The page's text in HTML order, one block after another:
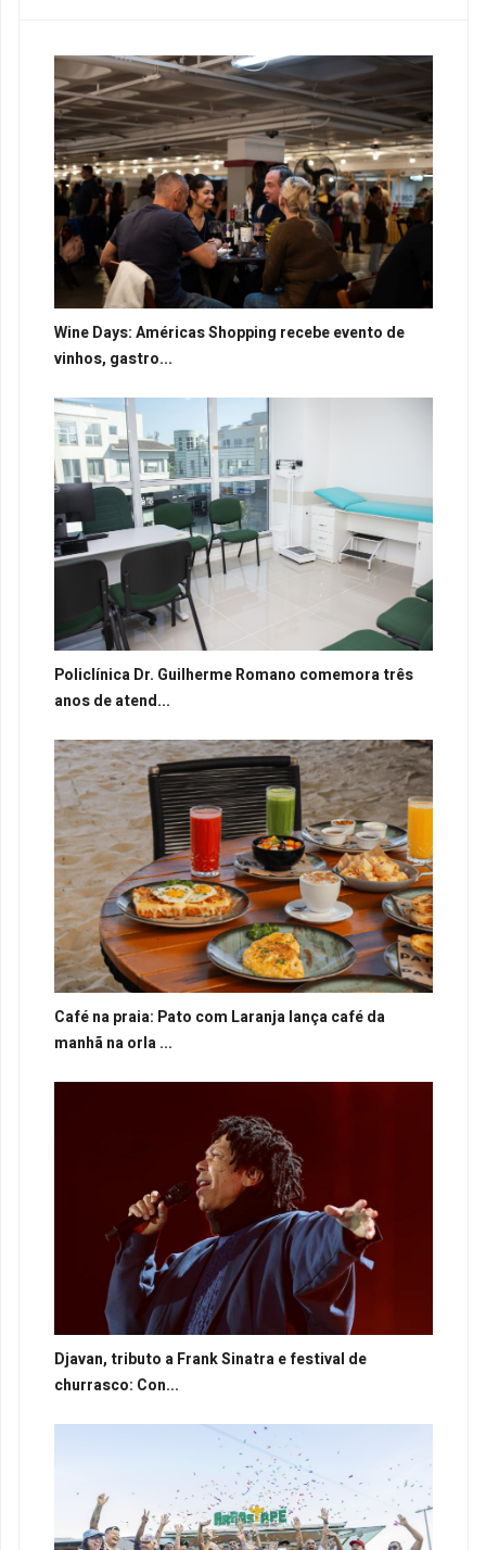
Wine Days: Américas Shopping recebe evento de
vinhos, gastro...
Policlínica Dr. Guilherme Romano comemora três
anos de atend...
Café na praia: Pato com Laranja lança café da
manhã na orla ...
Djavan, tributo a Frank Sinatra e festival de
churrasco: Con...